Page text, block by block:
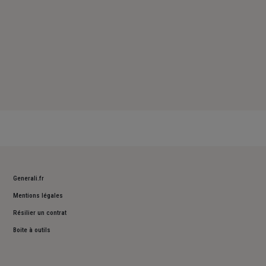
Generali.fr
Mentions légales
Résilier un contrat
Boite à outils